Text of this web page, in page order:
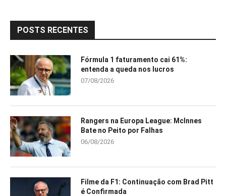
POSTS RECENTES
Fórmula 1 faturamento cai 61%:
entenda a queda nos lucros
07/08/2026
Rangers na Europa League: McInnes
Bate no Peito por Falhas
06/08/2026
Filme da F1: Continuação com Brad Pitt
é Confirmada